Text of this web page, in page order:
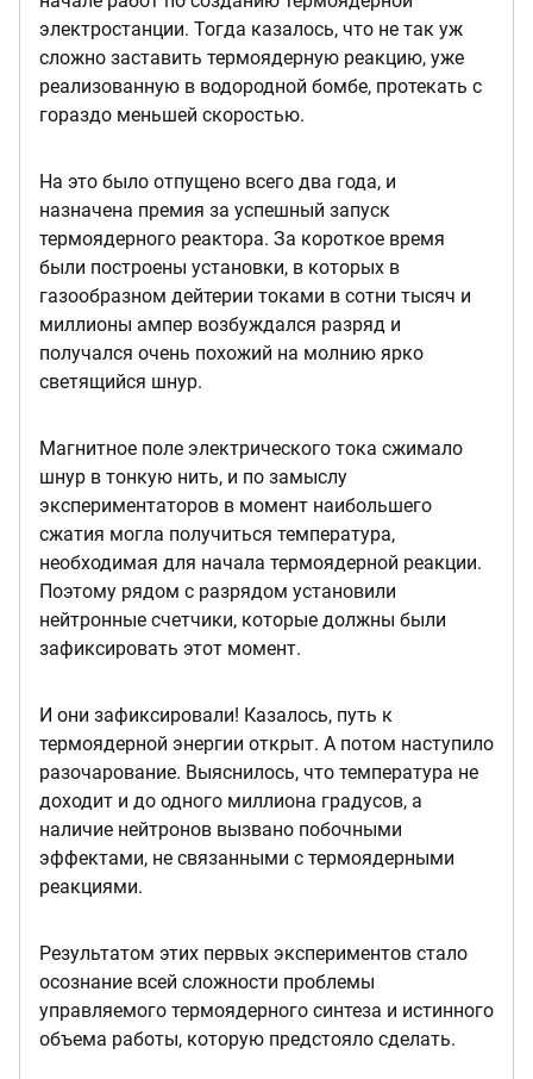
электростанции. Тогда казалось, что не так уж
сложно заставить термоядерную реакцию, уже
реализованную в водородной бомбе, протекать с
гораздо меньшей скоростью.
На это было отпущено всего два года, и
назначена премия за успешный запуск
термоядерного реактора. За короткое время
были построены установки, в которых в
газообразном дейтерии токами в сотни тысяч и
миллионы ампер возбуждался разряд и
получался очень похожий на молнию ярко
светящийся шнур.
Магнитное поле электрического тока сжимало
шнур в тонкую нить, и по замыслу
экспериментаторов в момент наибольшего
сжатия могла получиться температура,
необходимая для начала термоядерной реакции.
Поэтому рядом с разрядом установили
нейтронные счетчики, которые должны были
зафиксировать этот момент.
И они зафиксировали! Казалось, путь к
термоядерной энергии открыт. А потом наступило
разочарование. Выяснилось, что температура не
доходит и до одного миллиона градусов, а
наличие нейтронов вызвано побочными
эффектами, не связанными с термоядерными
реакциями.
Результатом этих первых экспериментов стало
осознание всей сложности проблемы
управляемого термоядерного синтеза и истинного
объема работы, которую предстояло сделать.